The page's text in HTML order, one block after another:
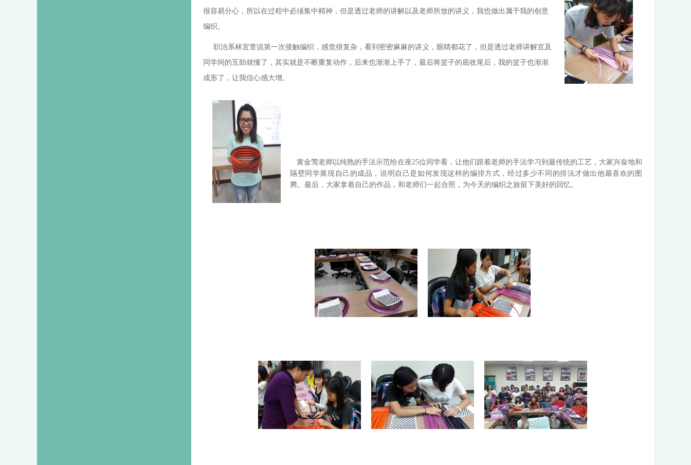
很容易分心，所以在过程中必须集中精神，但是透过老师的讲解以及老师所放的讲义，我也做出属于我的创意
编织。
职治系林宜萱说第一次接触编织，感觉很复杂，看到密密麻麻的讲义，眼睛都花了，但是透过老师讲解宜及
同学间的互助就懂了，其实就是不断重复动作，后来也渐渐上手了，最后将篮子的底收尾后，我的篮子也渐渐
成形了，让我信心感大增。
黄金莺老师以纯熟的手法示范给在座25位同学看，让他们跟着老师的手法学习到最传统的工艺，大家兴奋地和
隔壁同学展现自己的成品，说明自己是如何发现这样的编排方式，经过多少不同的排法才做出他最喜欢的图
腾。最后，大家拿着自己的作品，和老师们一起合照，为今天的编织之旅留下美好的回忆。